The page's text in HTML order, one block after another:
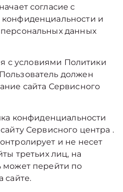
согласие с
и
данных
с условиями Политики
должен
сайта Сервисного
конфиденциальности
Сервисного центра .
и не несет
третьих лиц, на
может перейти по
сайте.